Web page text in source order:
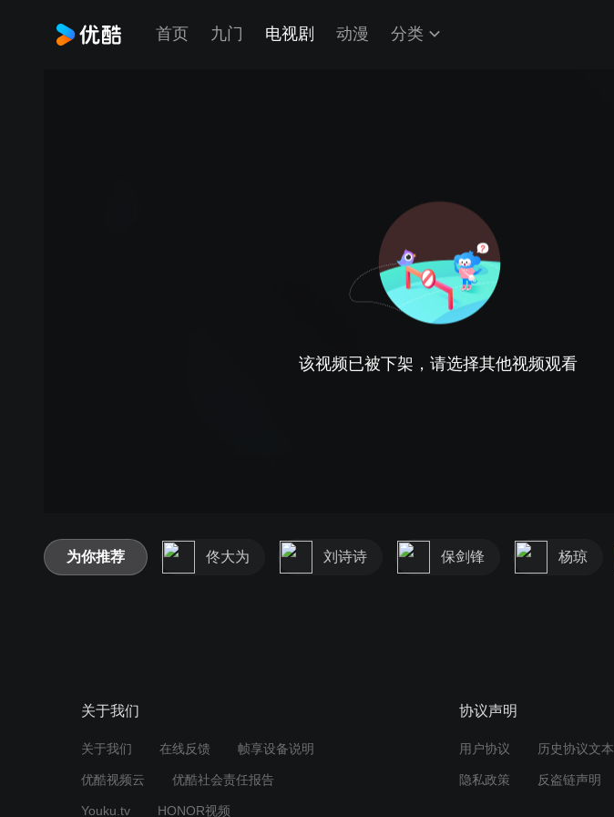
首页 九门 电视剧 动漫 分类
该视频已被下架，请选择其他视频观看
为你推荐 佟大为 刘诗诗 保剑锋 杨琼
关于我们
关于我们 在线反馈 帧享设备说明
优酷视频云 优酷社会责任报告
Youku.tv HONOR视频
协议声明
用户协议 历史协议文本
隐私政策 反盗链声明